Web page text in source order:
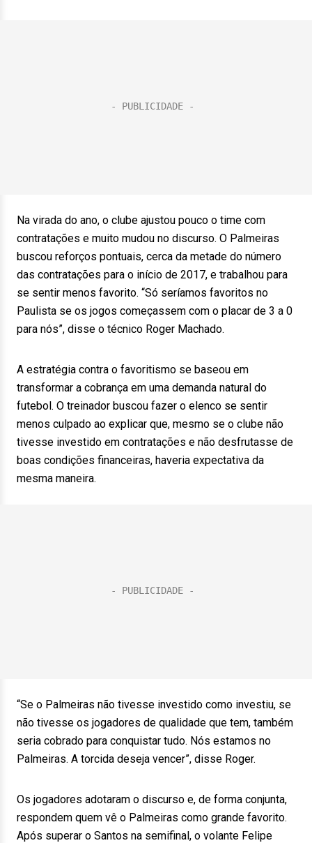
Na virada do ano, o clube ajustou pouco o time com
contratações e muito mudou no discurso. O Palmeiras
buscou reforços pontuais, cerca da metade do número
das contratações para o início de 2017, e trabalhou para
se sentir menos favorito. “Só seríamos favoritos no
Paulista se os jogos começassem com o placar de 3 a 0
para nós”, disse o técnico Roger Machado.
A estratégia contra o favoritismo se baseou em
transformar a cobrança em uma demanda natural do
futebol. O treinador buscou fazer o elenco se sentir
menos culpado ao explicar que, mesmo se o clube não
tivesse investido em contratações e não desfrutasse de
boas condições financeiras, haveria expectativa da
mesma maneira.
“Se o Palmeiras não tivesse investido como investiu, se
não tivesse os jogadores de qualidade que tem, também
seria cobrado para conquistar tudo. Nós estamos no
Palmeiras. A torcida deseja vencer”, disse Roger.
Os jogadores adotaram o discurso e, de forma conjunta,
respondem quem vê o Palmeiras como grande favorito.
Após superar o Santos na semifinal, o volante Felipe